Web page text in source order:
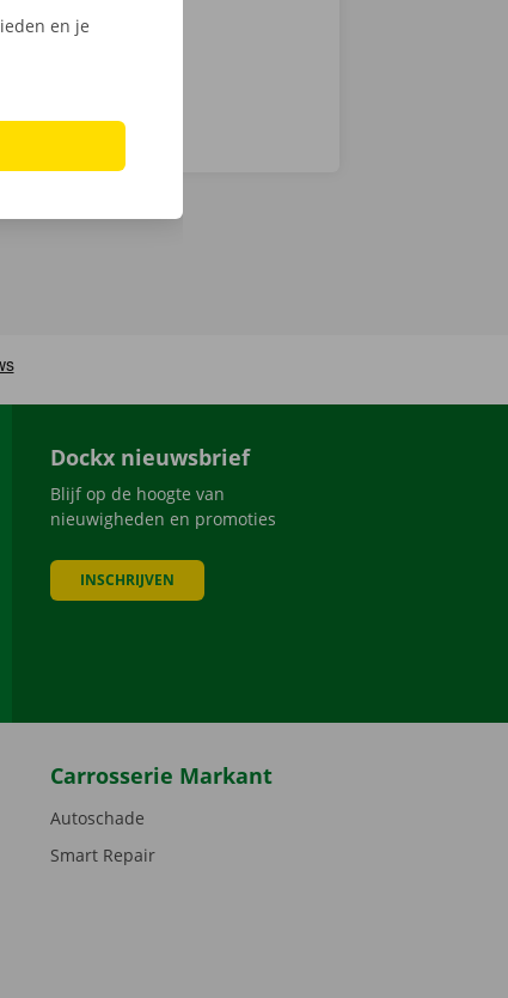
Dockx nieuwsbrief
Blijf op de hoogte van
nieuwigheden en promoties
INSCHRIJVEN
Carrosserie Markant
Autoschade
Smart Repair
en je